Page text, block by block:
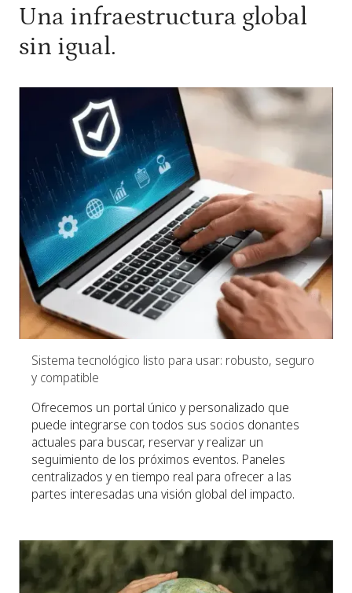
Una infraestructura global
sin igual.
Sistema tecnológico listo para usar: robusto, seguro
y compatible
Ofrecemos un portal único y personalizado que
puede integrarse con todos sus socios donantes
actuales para buscar, reservar y realizar un
seguimiento de los próximos eventos. Paneles
centralizados y en tiempo real para ofrecer a las
partes interesadas una visión global del impacto.